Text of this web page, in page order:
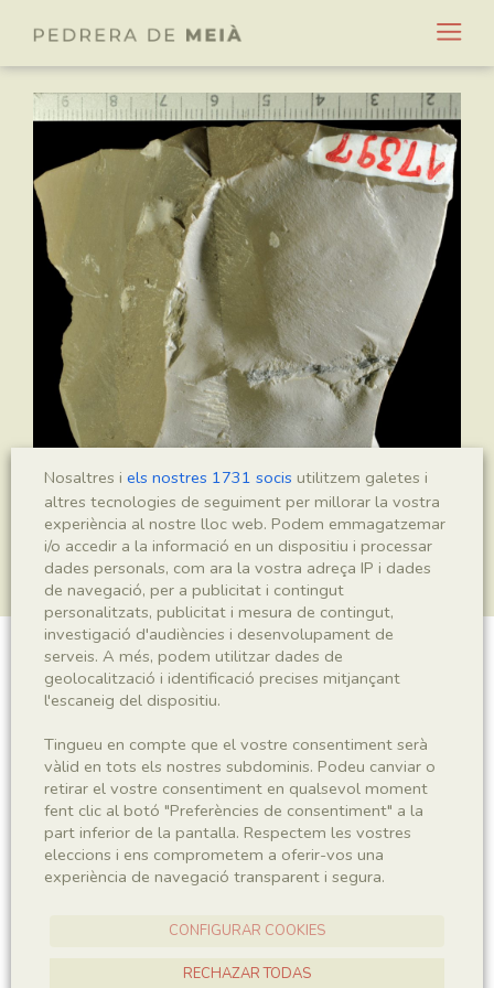
Plantae indet.
Sigla
MNHN 17397
Taxonomia
Nosaltres i els nostres 1731 socis utilitzem galetes i
altres tecnologies de seguiment per millorar la vostra
experiència al nostre lloc web. Podem emmagatzemar
i/o accedir a la informació en un dispositiu i processar
dades personals, com ara la vostra adreça IP i dades
de navegació, per a publicitat i contingut
personalitzats, publicitat i mesura de contingut,
investigació d'audiències i desenvolupament de
serveis. A més, podem utilitzar dades de
geolocalització i identificació precises mitjançant
l'escaneig del dispositiu.
Tingueu en compte que el vostre consentiment serà
vàlid en tots els nostres subdominis. Podeu canviar o
retirar el vostre consentiment en qualsevol moment
fent clic al botó "Preferències de consentiment" a la
part inferior de la pantalla. Respectem les vostres
eleccions i ens comprometem a oferir-vos una
experiència de navegació transparent i segura.
CONFIGURAR COOKIES
RECHAZAR TODAS